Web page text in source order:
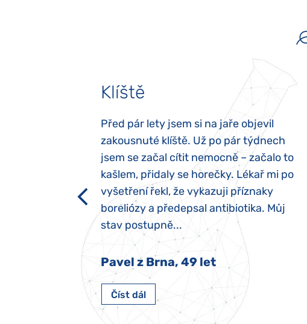
Klíště
Před pár lety jsem si na jaře objevil
zakousnuté klíště. Už po pár týdnech
jsem se začal cítit nemocně – začalo to
kašlem, přidaly se horečky. Lékař mi po
vyšetření řekl, že vykazuji příznaky
boreliózy a předepsal antibiotika. Můj
stav postupně...
Pavel z Brna, 49 let
Číst dál